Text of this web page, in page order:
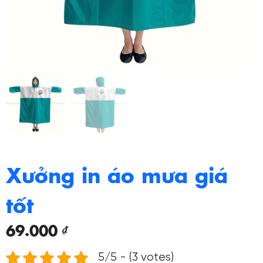
Xưởng in áo mưa giá
tốt
69.000 ₫
5/5 - (3 votes)